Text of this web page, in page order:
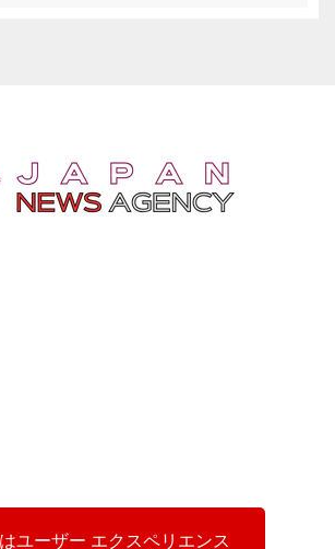
ユーザー エクスペリエンス